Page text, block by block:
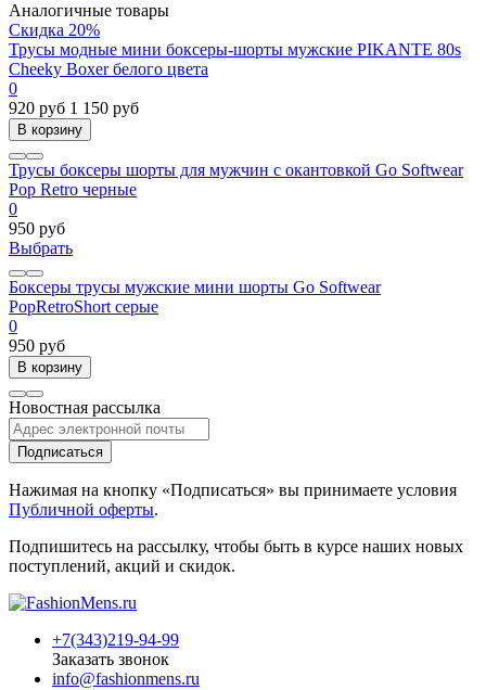
Аналогичные товары
Скидка 20%
Трусы модные мини боксеры-шорты мужские PIKANTE 80s
Cheeky Boxer белого цвета
0
920 руб 1 150 руб
В корзину
Трусы боксеры шорты для мужчин с окантовкой Go Softwear
Pop Retro черные
0
950 руб
Выбрать
Боксеры трусы мужские мини шорты Go Softwear
PopRetroShort серые
0
950 руб
В корзину
Новостная рассылка
Подписаться
Нажимая на кнопку «Подписаться» вы принимаете условия
Публичной оферты.
Подпишитесь на рассылку, чтобы быть в курсе наших новых
поступлений, акций и скидок.
+7(343)219-94-99
Заказать звонок
info@fashionmens.ru